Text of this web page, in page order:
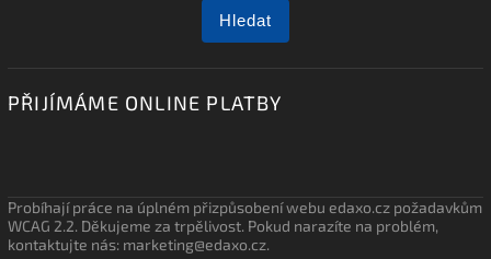
Hledat
PŘIJÍMÁME ONLINE PLATBY
Probíhají práce na úplném přizpůsobení webu edaxo.cz požadavkům
WCAG 2.2. Děkujeme za trpělivost. Pokud narazíte na problém,
kontaktujte nás: marketing@edaxo.cz.